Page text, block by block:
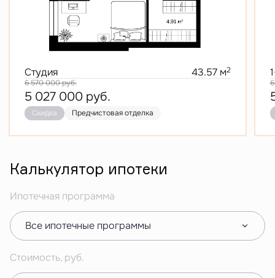
Студия 43.57 м2
6 570 000руб.
5 027 000 руб.
Скидка Предчистовая отделка
Калькулятор ипотеки
Ипотечная программа
Все ипотечные программы
Стоимость, руб.